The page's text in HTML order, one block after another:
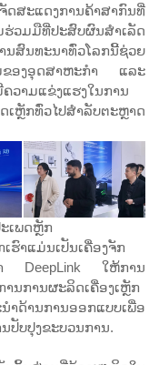
ສະແດງການຄ້າສາກົນທີ່
ຮ່ວມມືທີ່ປະສົບຜົນສຳເລັດ
ສົນທະນາທົ່ວໂລກນີ້ຊ່ວຍ
ມຂອງອຸດສາຫະກຳ ແລະ
ວາມແຂ່ງແຮງໃນການ
ຫຼັກທົ່ວໄປສຳລັບຕະຫຼາດ
ເພດຫຼັກ
ຮົາແມ່ນເປັນເຄື່ອງຈັກ
ຳ DeepLink ໃຫ້ການ
ນການຜະລິດເຄື່ອງເຫຼັກ
ດ້ານການອອກແບບເພື່ອ
ປັບປຸງຂະບວນການ.